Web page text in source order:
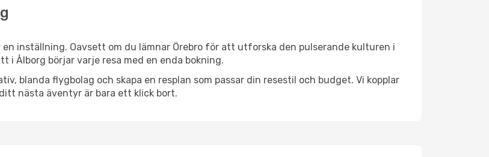
inställning. Oavsett om du lämnar Örebro för att utforska den pulserande kulturen i
i Ålborg börjar varje resa med en enda bokning.
blanda flygbolag och skapa en resplan som passar din resestil och budget. Vi kopplar
nästa äventyr är bara ett klick bort.